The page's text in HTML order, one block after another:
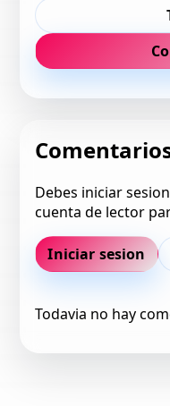
Debes iniciar
cuenta de lector
Iniciar sesion
Todavia no hay